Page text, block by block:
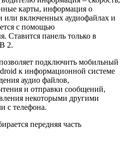
карты, информация о
или включенных аудиофайлах и
с помощью
Ставится панель только в
2.
подключить мобильный
к информационной системе
аудио файлов,
и отправки сообщений,
некоторыми другими
с телефона.
передняя часть